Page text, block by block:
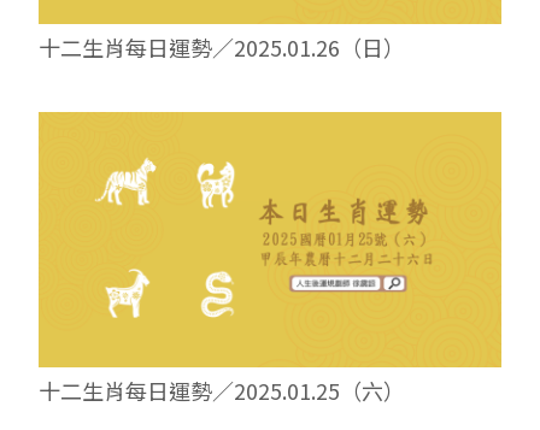
十二生肖每日運勢／2025.01.26（日）
十二生肖每日運勢／2025.01.25（六）